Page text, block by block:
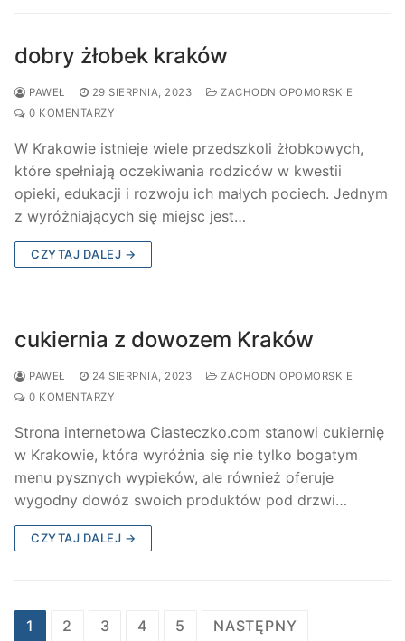
dobry żłobek kraków
PAWEŁ 29 SIERPNIA, 2023
ZACHODNIOPOMORSKIE
0 KOMENTARZY
W Krakowie istnieje wiele przedszkoli żłobkowych,
które spełniają oczekiwania rodziców w kwestii
opieki, edukacji i rozwoju ich małych pociech. Jednym
z wyróżniających się miejsc jest…
CZYTAJ DALEJ →
cukiernia z dowozem Kraków
PAWEŁ 24 SIERPNIA, 2023
ZACHODNIOPOMORSKIE
0 KOMENTARZY
Strona internetowa Ciasteczko.com stanowi cukiernię
w Krakowie, która wyróżnia się nie tylko bogatym
menu pysznych wypieków, ale również oferuje
wygodny dowóz swoich produktów pod drzwi…
CZYTAJ DALEJ →
Nawigacja
1 2 3 4 5 NASTĘPNY